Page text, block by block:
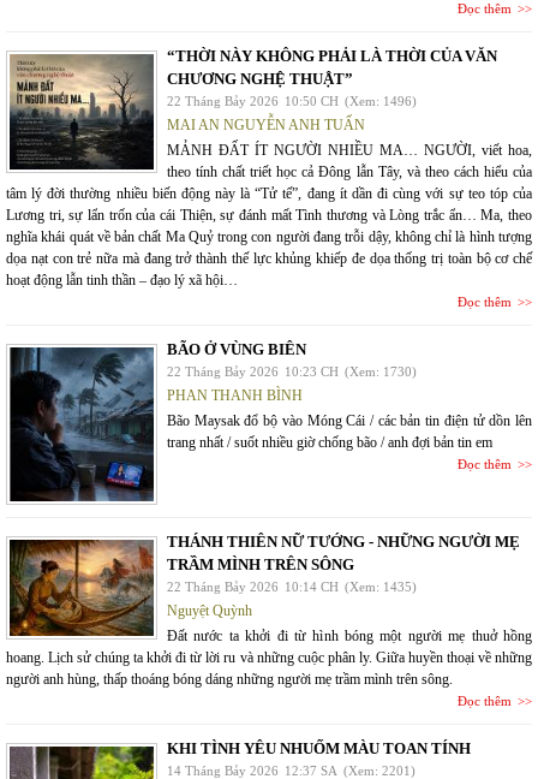
Đọc thêm
“THỜI NÀY KHÔNG PHẢI LÀ THỜI CỦA VĂN
CHƯƠNG NGHỆ THUẬT”
22 Tháng Bảy 2026 10:50 CH (Xem: 1496)
MAI AN NGUYỄN ANH TUẤN
MẢNH ĐẤT ÍT NGƯỜI NHIỀU MA… NGƯỜI, viết hoa,
theo tính chất triết học cả Đông lẫn Tây, và theo cách hiểu của
tâm lý đời thường nhiều biến động này là “Tử tế”, đang ít dần đi cùng với sự teo tóp của
Lương tri, sự lẩn trốn của cái Thiện, sự đánh mất Tình thương và Lòng trắc ẩn… Ma, theo
nghĩa khái quát về bản chất Ma Quỷ trong con người đang trỗi dậy, không chỉ là hình tượng
dọa nạt con trẻ nữa mà đang trở thành thế lực khủng khiếp đe dọa thống trị toàn bộ cơ chế
hoạt động lẫn tinh thần – đạo lý xã hội…
Đọc thêm
BÃO Ở VÙNG BIÊN
22 Tháng Bảy 2026 10:23 CH (Xem: 1730)
PHAN THANH BÌNH
Bão Maysak đổ bộ vào Móng Cái / các bản tin điện tử dồn lên
trang nhất / suốt nhiều giờ chống bão / anh đợi bản tin em
Đọc thêm
THÁNH THIÊN NỮ TƯỚNG - NHỮNG NGƯỜI MẸ
TRẦM MÌNH TRÊN SÔNG
22 Tháng Bảy 2026 10:14 CH (Xem: 1435)
Nguyệt Quỳnh
Đất nước ta khởi đi từ hình bóng một người mẹ thuở hồng
hoang. Lịch sử chúng ta khởi đi từ lời ru và những cuộc phân ly. Giữa huyền thoại về những
người anh hùng, thấp thoáng bóng dáng những người mẹ trầm mình trên sông.
Đọc thêm
KHI TÌNH YÊU NHUỐM MÀU TOAN TÍNH
14 Tháng Bảy 2026 12:37 SA (Xem: 2201)